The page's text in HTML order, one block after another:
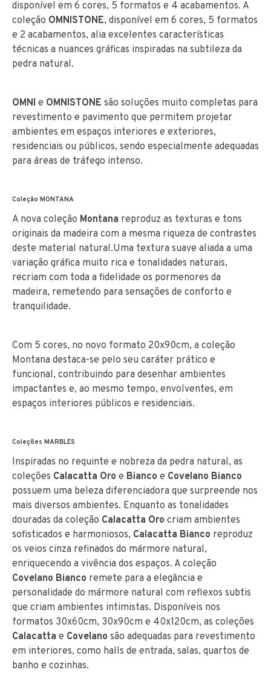
disponível em 6 cores, 5 formatos e 4 acabamentos. A
coleção OMNISTONE, disponível em 6 cores, 5 formatos
e 2 acabamentos, alia excelentes características
técnicas a nuances gráficas inspiradas na subtileza da
pedra natural.
OMNI e OMNISTONE são soluções muito completas para
revestimento e pavimento que permitem projetar
ambientes em espaços interiores e exteriores,
residenciais ou públicos, sendo especialmente adequadas
para áreas de tráfego intenso.
Coleção MONTANA
A nova coleção Montana reproduz as texturas e tons
originais da madeira com a mesma riqueza de contrastes
deste material natural.Uma textura suave aliada a uma
variação gráfica muito rica e tonalidades naturais,
recriam com toda a fidelidade os pormenores da
madeira, remetendo para sensações de conforto e
tranquilidade.
Com 5 cores, no novo formato 20x90cm, a coleção
Montana destaca-se pelo seu caráter prático e
funcional, contribuindo para desenhar ambientes
impactantes e, ao mesmo tempo, envolventes, em
espaços interiores públicos e residenciais.
Coleções MARBLES
Inspiradas no requinte e nobreza da pedra natural, as
coleções Calacatta Oro e Bianco e Covelano Bianco
possuem uma beleza diferenciadora que surpreende nos
mais diversos ambientes. Enquanto as tonalidades
douradas da coleção Calacatta Oro criam ambientes
sofisticados e harmoniosos, Calacatta Bianco reproduz
os veios cinza refinados do mármore natural,
enriquecendo a vivência dos espaços. A coleção
Covelano Bianco remete para a elegância e
personalidade do mármore natural com reflexos subtis
que criam ambientes intimistas. Disponíveis nos
formatos 30x60cm, 30x90cm e 40x120cm, as coleções
Calacatta e Covelano são adequadas para revestimento
em interiores, como halls de entrada, salas, quartos de
banho e cozinhas.